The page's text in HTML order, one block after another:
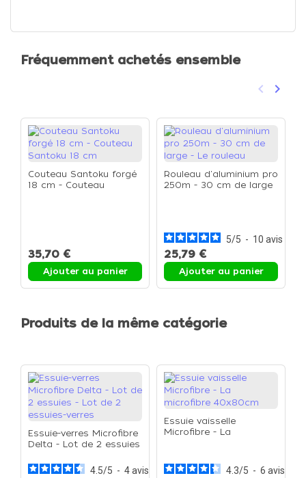
Fréquemment achetés ensemble
Précédent
keyboard_arrow_left keyboard_arrow_right
Couteau Santoku forgé
18 cm - Couteau
35,70 €
Ajouter au panier
Rouleau d'aluminium pro
250m - 30 cm de large
5/5 - 10 avis
25,79 €
Ajouter au panier
Produits de la même catégorie
Essuie-verres Microfibre
Delta - Lot de 2 essuies
verres
4.5/5 - 4avis
Essuie vaisselle
Microfibre - La
4.3/5 - 6 avis